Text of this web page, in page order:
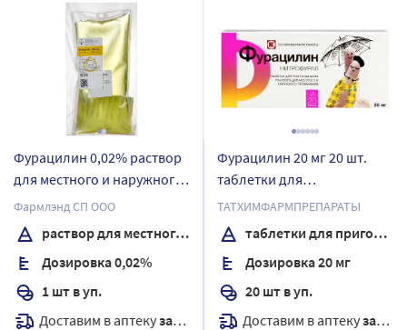
Фурацилин 0,02% раствор
для местного и наружного
применения 400 мл
контейнер 1 шт.
Фармлэнд СП ООО
раствор для местного и наружного применения
Дозировка 0,02%
1 шт в уп.
Доставим в аптекузавтра
Фурацилин 20 мг 20 шт.
таблетки для
приготовления раствора
местного и наружного
применения блистер
упаковка пачка
ТАТХИМФАРМПРЕПАРАТЫ
таблетки для приготовления раствора
Дозировка 20 мг
20 шт в уп.
Доставим в аптекузавтра